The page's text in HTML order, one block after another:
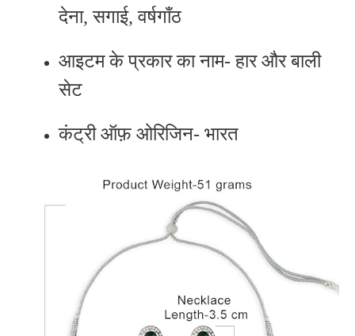
देना, सगाई, वर्षगाँठ
आइटम के प्रकार का नाम- हार और बाली
सेट
कंट्री ऑफ़ ओरिजिन- भारत